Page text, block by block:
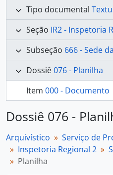
Tipo documental
Seção IR2 - Inspetoria
Subseção 666 - Sede
Dossiê076 - Planilha
Item 000 - Documento
Dossiê 076 -
Arquivístico Serviço de
Inspetoria Regional 2
Planilha